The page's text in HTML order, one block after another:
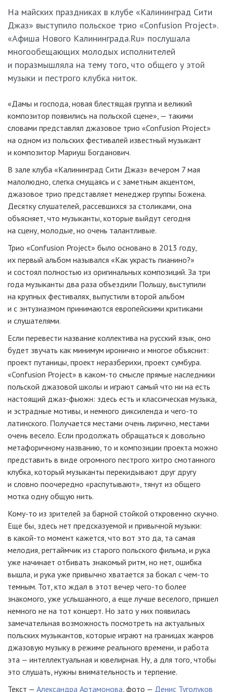
На майских праздниках в клубе «Калининград Сити
Джаз» выступило польское трио «Confusion Project».
«Афиша Нового Калининграда.Ru» послушала
многообещающих молодых исполнителей
и поразмышляла на тему того, что общего у этой
музыки и пестрого клубка ниток.
«Дамы и господа, новая блестящая группа и великий
композитор появились на польской сцене», — такими
словами представлял джазовое трио «Confusion Project»
на одном из польских фестивалей известный музыкант
и композитор Мариуш Богданович.
В зале клуба «Калининград Сити Джаз» вечером 7 мая
малолюдно, слегка смущаясь и с заметным акцентом,
джазовое трио представляет менеджер группы Божена.
Десятку слушателей, рассевшихся за столиками, она
объясняет, что музыканты, которые выйдут сегодня
на сцену, молодые, но очень талантливые.
Трио «Confusion Project» было основано в 2013 году,
их первый альбом назывался «Как украсть пианино?»
и состоял полностью из оригинальных композиций. За три
года музыканты два раза объездили Польшу, выступили
на крупных фестивалях, выпустили второй альбом
и с энтузиазмом принимаются европейскими критиками
и слушателями.
Если перевести название коллектива на русский язык, оно
будет звучать как минимум иронично и многое объяснит:
проект путаницы, проект неразберихи, проект сумбура.
«Confusion Project» в каком-то смысле прямые наследники
польской джазовой школы и играют самый что ни на есть
настоящий джаз-фьюжн: здесь есть и классическая музыка,
и эстрадные мотивы, и немного диксиленда и чего-то
латинского. Получается местами очень лирично, местами
очень весело. Если продолжать обращаться к довольно
метафоричному названию, то и композиции проекта можно
представить в виде огромного пестрого хитро смотанного
клубка, который музыканты перекидывают друг другу
и словно поочередно «распутывают», тянут из общего
мотка одну общую нить.
Кому-то из зрителей за барной стойкой откровенно скучно.
Еще бы, здесь нет предсказуемой и привычной музыки:
в какой-то момент кажется, что вот это да, та самая
мелодия, регтаймчик из старого польского фильма, и рука
уже начинает отбивать знакомый ритм, но нет, ошибка
вышла, и рука уже привычно хватается за бокал с чем-то
темным. Тот, кто ждал в этот вечер чего-то более
знакомого, уже услышанного, а еще лучше веселого, пришел
немного не на тот концерт. Но зато у них появилась
замечательная возможность посмотреть на актуальных
польских музыкантов, которые играют на границах жанров
джазовую музыку в режиме реального времени, и работа
эта — интеллектуальная и ювелирная. Ну, а для того, чтобы
это слушать, нужны внимательность и терпение.
Текст — Александра Артамонова , фото — Денис Туголуков